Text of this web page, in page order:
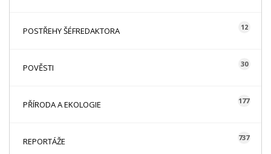
POSTŘEHY ŠÉFREDAKTORA 12
POVĚSTI 30
PŘÍRODA A EKOLOGIE 177
REPORTÁŽE 737